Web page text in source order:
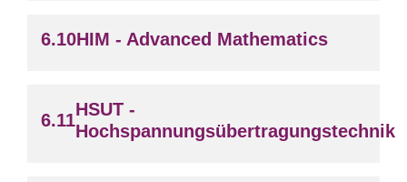
HIM - Advanced Mathematics
HSUT -
Hochspannungsübertragungstechnik